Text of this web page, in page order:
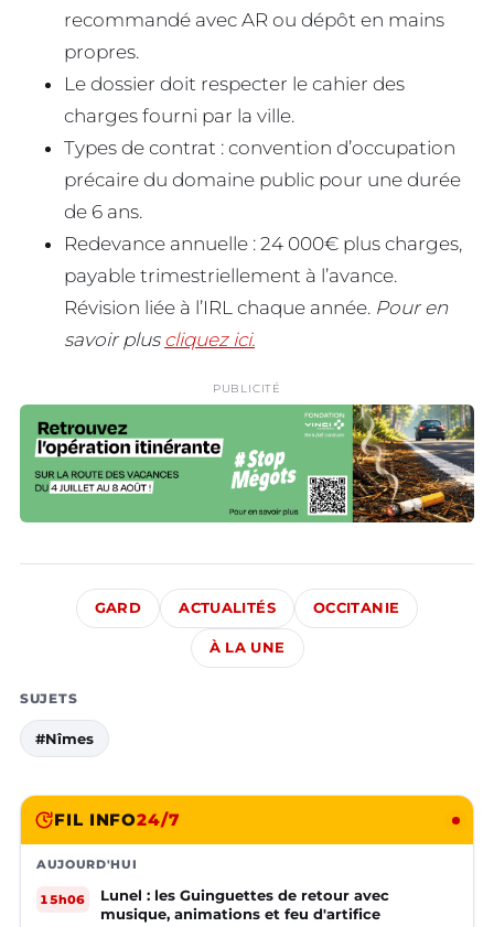
recommandé avec AR ou dépôt en mains
propres.
Le dossier doit respecter le cahier des
charges fourni par la ville.
Types de contrat : convention d’occupation
précaire du domaine public pour une durée
de 6 ans.
Redevance annuelle : 24 000€ plus charges,
payable trimestriellement à l’avance.
Révision liée à l’IRL chaque année. Pour en
savoir plus cliquez ici.
PUBLICITÉ
GARD ACTUALITÉS OCCITANIE
À LA UNE
SUJETS
#Nîmes
FIL INFO24/7
AUJOURD'HUI
15h06
Lunel : les Guinguettes de retour avec
musique, animations et feu d'artifice